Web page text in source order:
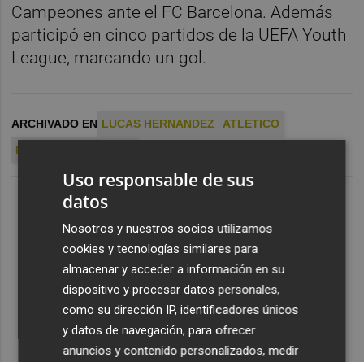
Campeones ante el FC Barcelona. Además
participó en cinco partidos de la UEFA Youth
League, marcando un gol.
ARCHIVADO EN LUCAS HERNANDEZ
ATLETICO
MERCADO FICHAJES
Uso responsable de sus
datos
Nosotros y nuestros socios utilizamos
cookies y tecnologías similares para
almacenar y acceder a información en su
dispositivo y procesar datos personales,
como su dirección IP, identificadores únicos
y datos de navegación, para ofrecer
anuncios y contenido personalizados, medir